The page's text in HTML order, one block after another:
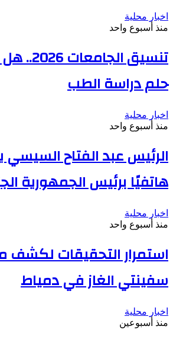
اخبار محلية
منذ أسبوع واحد
حلم دراسة الطب
اخبار محلية
منذ أسبوع واحد
الرئيس عبد الفتاح السيسي
هاتفيًا برئيس الجمهورية
اخبار محلية
منذ أسبوع واحد
استمرار التحقيقات لكشف
سفينتي الغاز في دمياط
اخبار محلية
منذ أسبوعين